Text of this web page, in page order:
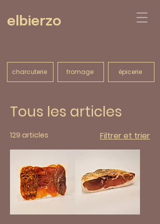
elbierzo
charcuterie fromage épicerie
Tous les articles
129 articles Filtrer et trier